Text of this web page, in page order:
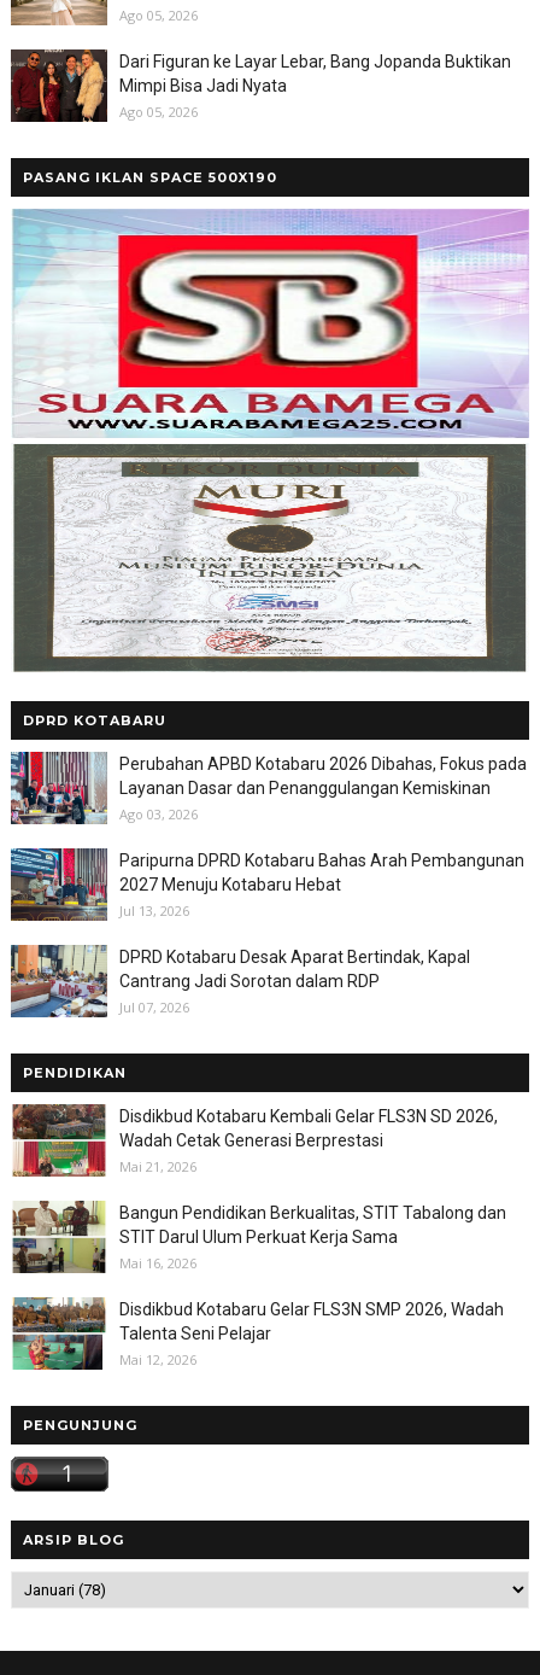
Ago 05, 2026
Dari Figuran ke Layar Lebar, Bang Jopanda Buktikan
Mimpi Bisa Jadi Nyata
Ago 05, 2026
PASANG IKLAN SPACE 500X190
DPRD KOTABARU
Perubahan APBD Kotabaru 2026 Dibahas, Fokus pada
Layanan Dasar dan Penanggulangan Kemiskinan
Ago 03, 2026
Paripurna DPRD Kotabaru Bahas Arah Pembangunan
2027 Menuju Kotabaru Hebat
Jul 13, 2026
DPRD Kotabaru Desak Aparat Bertindak, Kapal
Cantrang Jadi Sorotan dalam RDP
Jul 07, 2026
PENDIDIKAN
Disdikbud Kotabaru Kembali Gelar FLS3N SD 2026,
Wadah Cetak Generasi Berprestasi
Mai 21, 2026
Bangun Pendidikan Berkualitas, STIT Tabalong dan
STIT Darul Ulum Perkuat Kerja Sama
Mai 16, 2026
Disdikbud Kotabaru Gelar FLS3N SMP 2026, Wadah
Talenta Seni Pelajar
Mai 12, 2026
PENGUNJUNG
ARSIP BLOG